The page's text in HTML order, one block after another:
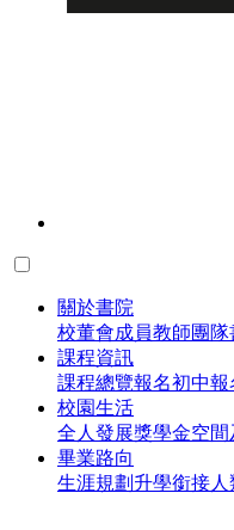
關於書院
校董會成員教師團隊
課程資訊
課程總覽報名初中報
校園生活
全人發展獎學金空間
畢業路向
生涯規劃 升學銜接